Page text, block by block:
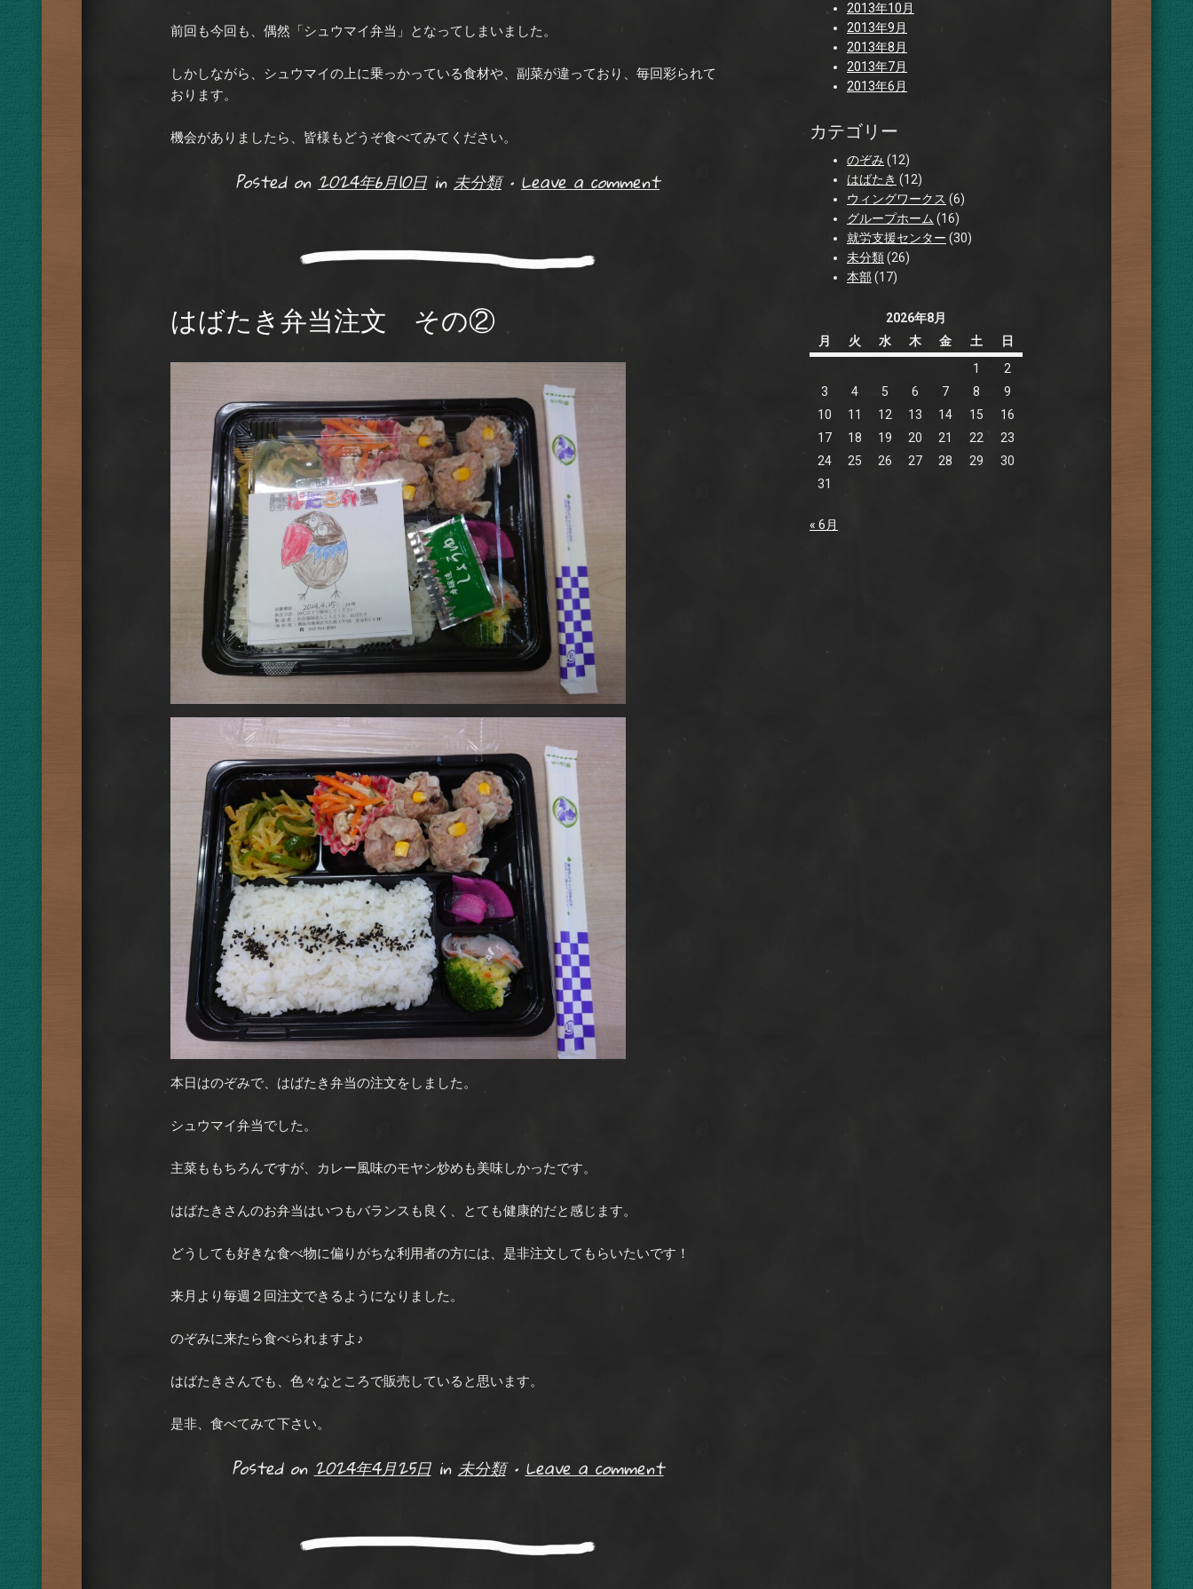
前回も今回も、偶然「シュウマイ弁当」となってしまいました。
しかしながら、シュウマイの上に乗っかっている食材や、副菜が違っており、毎回彩られて
おります。
機会がありましたら、皆様もどうぞ食べてみてください。
Posted on 2024年6月10日 in 未分類 • Leave a comment
はばたき弁当注文 その②
本日はのぞみで、はばたき弁当の注文をしました。
シュウマイ弁当でした。
主菜ももちろんですが、カレー風味のモヤシ炒めも美味しかったです。
はばたきさんのお弁当はいつもバランスも良く、とても健康的だと感じます。
どうしても好きな食べ物に偏りがちな利用者の方には、是非注文してもらいたいです！
来月より毎週２回注文できるようになりました。
のぞみに来たら食べられますよ♪
はばたきさんでも、色々なところで販売していると思います。
是非、食べてみて下さい。
Posted on2024年4月25日 in未分類 •Leave a comment
2013年10月
2013年9月
2013年8月
2013年7月
2013年6月
カテゴリー
のぞみ (12)
はばたき (12)
ウィングワークス (6)
グループホーム (16)
就労支援センター (30)
未分類(26)
本部(17)
2026年8月
月
火 水 木 金 土
日
1
2
3
4 5 6 7 8
9
10
11 12 13 14 15
16
17
18 19 20 21 22
23
24
25 26 27 28 29
30
31
« 6月